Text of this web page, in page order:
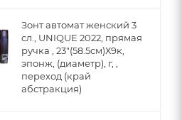
Зонт автомат женский 3
сл., UNIQUE 2022, прямая
ручка , 23"(58.5см)Х9к,
эпонж, (диаметр), г, ,
переход (край
абстракция)